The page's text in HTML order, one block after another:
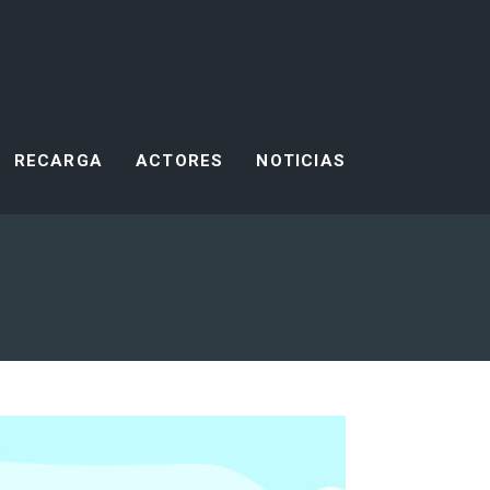
RECARGA ACTORES NOTICIAS